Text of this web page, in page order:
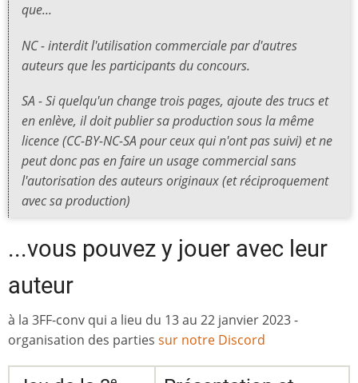
que...
NC - interdit l'utilisation commerciale par d'autres
auteurs que les participants du concours.
SA - Si quelqu'un change trois pages, ajoute des trucs et
en enlève, il doit publier sa production sous la même
licence (CC-BY-NC-SA pour ceux qui n'ont pas suivi) et ne
peut donc pas en faire un usage commercial sans
l'autorisation des auteurs originaux (et réciproquement
avec sa production)
...vous pouvez y jouer avec leur
auteur
à la 3FF-conv qui a lieu du 13 au 22 janvier 2023 -
organisation des parties sur notre Discord